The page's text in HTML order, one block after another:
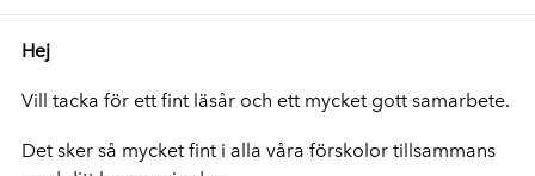
Hej
Vill tacka för ett fint läsår och ett mycket gott samarbete.
Det sker så mycket fint i alla våra förskolor tillsammans